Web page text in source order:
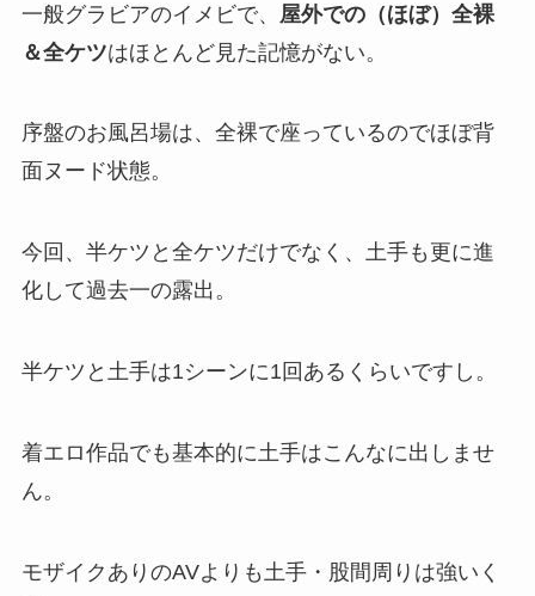
一般グラビアのイメビで、
屋外での（ほぼ）全裸
＆全ケツはほとんど見た記憶がない。
序盤のお風呂場は、全裸で座っているのでほぼ背
面ヌード状態。
今回、半ケツと全ケツだけでなく、土手も更に進
化して過去一の露出。
半ケツと土手は1シーンに1回あるくらいですし。
着エロ作品でも基本的に土手はこんなに出しませ
ん。
モザイクありのAVよりも土手・股間周りは強いく